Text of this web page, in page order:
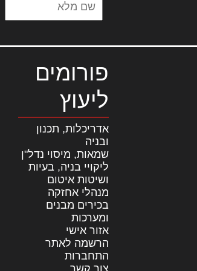
פורומים
ליעוץ
אדריכלות, תכנון
ובניה
שמאות, מיסוי נדל"ן
ליקויי בניה, בעיות
ושיטות איטום
מנהלי אחזקה
בכירים מבנים
ומערכות
אזור אישי
הרשמה לאתר
התחברות
צור קשר